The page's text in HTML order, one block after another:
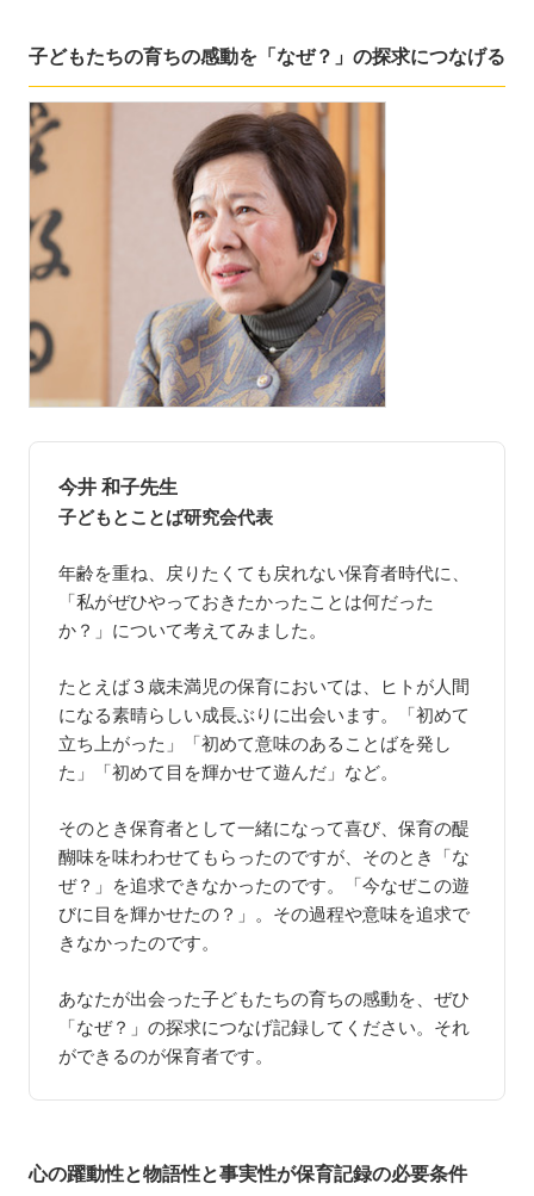
子どもたちの育ちの感動を「なぜ？」の探求につなげる
今井 和子先生
子どもとことば研究会代表
年齢を重ね、戻りたくても戻れない保育者時代に、
「私がぜひやっておきたかったことは何だった
か？」について考えてみました。
たとえば３歳未満児の保育においては、ヒトが人間
になる素晴らしい成長ぶりに出会います。「初めて
立ち上がった」「初めて意味のあることばを発し
た」「初めて目を輝かせて遊んだ」など。
そのとき保育者として一緒になって喜び、保育の醍
醐味を味わわせてもらったのですが、そのとき「な
ぜ？」を追求できなかったのです。「今なぜこの遊
びに目を輝かせたの？」。その過程や意味を追求で
きなかったのです。
あなたが出会った子どもたちの育ちの感動を、ぜひ
「なぜ？」の探求につなげ記録してください。それ
ができるのが保育者です。
心の躍動性と物語性と事実性が保育記録の必要条件